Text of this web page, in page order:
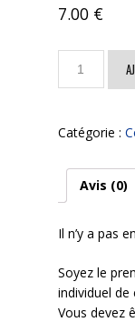
7.00 €
de
Catégorie :
Avis (0)
Il n’y a pas
Soyez le
individuel de
Vous devez